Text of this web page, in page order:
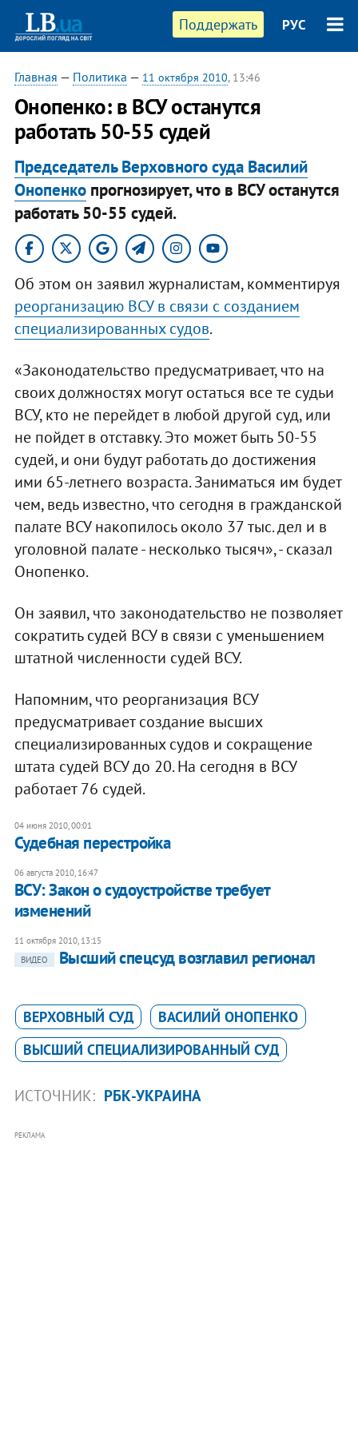
Поддержать РУС
Главная — Политика — 11 октября 2010, 13:46
Онопенко: в ВСУ останутся
работать 50-55 судей
Председатель Верховного суда Василий
Онопенкопрогнозирует, что в ВСУ останутся
работать 50-55 судей.​
Об этом он заявил журналистам, комментируя
реорганизацию ВСУ в связи с созданием
специализированных судов.
«Законодательство предусматривает, что на
своих должностях могут остаться все те судьи
ВСУ, кто не перейдет в любой другой суд, или
не пойдет в отставку. Это может быть 50-55
судей, и они будут работать до достижения
ими 65-летнего возраста. Заниматься им будет
чем, ведь известно, что сегодня в гражданской
палате ВСУ накопилось около 37 тыс. дел и в
уголовной палате - несколько тысяч», - сказал
Онопенко.
Он заявил, что законодательство не позволяет
сократить судей ВСУ в связи с уменьшением
штатной численности судей ВСУ.
Напомним, что реорганизация ВСУ
предусматривает создание высших
специализированных судов и сокращение
штата судей ВСУ до 20. На сегодня в ВСУ
работает 76 судей.
04 июня 2010, 00:01
Судебная перестройка
06 августа 2010, 16:47
ВСУ: Закон о судоустройстве требует
изменений
11 октября 2010, 13:15
ВИДЕО
Высший спецсуд возглавил регионал
ВЕРХОВНЫЙ СУД
ВАСИЛИЙ ОНОПЕНКО
ВЫСШИЙ СПЕЦИАЛИЗИРОВАННЫЙ СУД
ИСТОЧНИК: РБК-УКРАИНА
РЕКЛАМА